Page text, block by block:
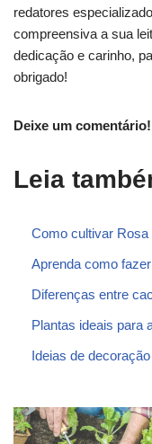
redatores
compreensiva a sua
dedicação e carinho,
obrigado!
Deixe um comentário!
Leia
Como cultivar
Aprenda como
Diferenças entre
Plantas ideais para
Ideias de